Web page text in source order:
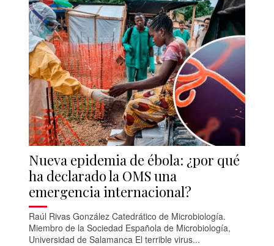
Nueva epidemia de ébola: ¿por qué
ha declarado la OMS una
emergencia internacional?
Raúl Rivas González Catedrático de Microbiología.
Miembro de la Sociedad Española de Microbiología,
Universidad de Salamanca El terrible virus...